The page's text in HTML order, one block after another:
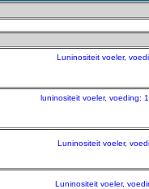
Luninositeit voeler,
luninositeit voeler, voeding:
Luninositeit voeler,
Luninositeit voeler,